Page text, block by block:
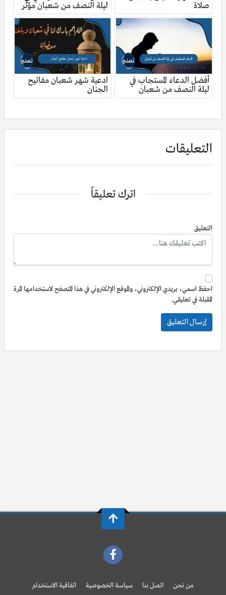
صلاة
ليلة النصف من شعبان مؤثر
أفضل الدعاء المستجاب في
ليلة النصف من شعبان
ادعية شهر شعبان مفاتيح
الجنان
التعليقات
اترك تعليقاً
التعليق
احفظ اسمي، بريدي الإلكتروني، والموقع الإلكتروني في هذا المتصفح لاستخدامها المرة
المقبلة في تعليقي.
من نحن اتصل بنا سياسة الخصوصية اتفاقية الاستخدام